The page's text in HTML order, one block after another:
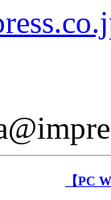
【PC